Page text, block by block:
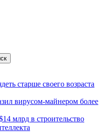
старше своего возраста
вирусом-майнером более
млрд в строительство